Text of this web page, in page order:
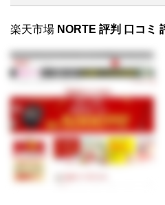
楽天市場 NORTE 評判 口コミ